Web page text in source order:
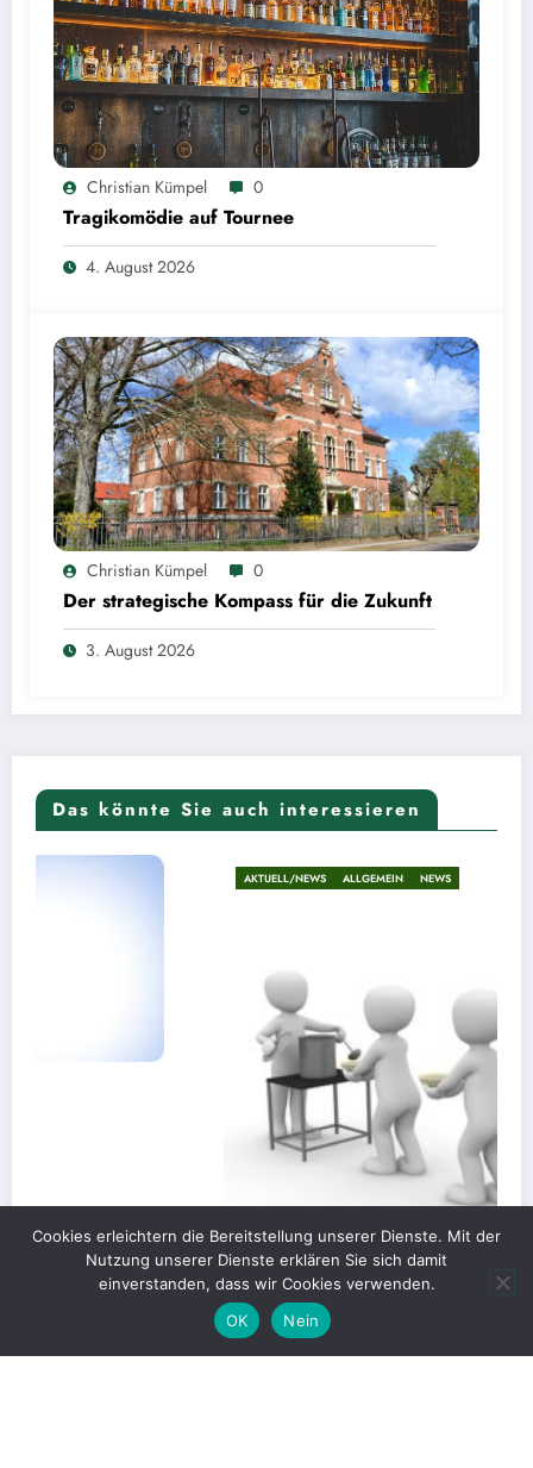
Christian Kümpel 0
Tragikomödie auf Tournee
4. August 2026
Christian Kümpel 0
Der strategische Kompass für die Zukunft
3. August 2026
Das könnte Sie auch interessieren
ALLGEMEIN NEWS
Gerechte Verteilung oder Blockade für
Cookies erleichtern die Bereitstellung unserer Dienste. Mit der
Nutzung unserer Dienste erklären Sie sich damit
einverstanden, dass wir Cookies verwenden.
OK
Nein